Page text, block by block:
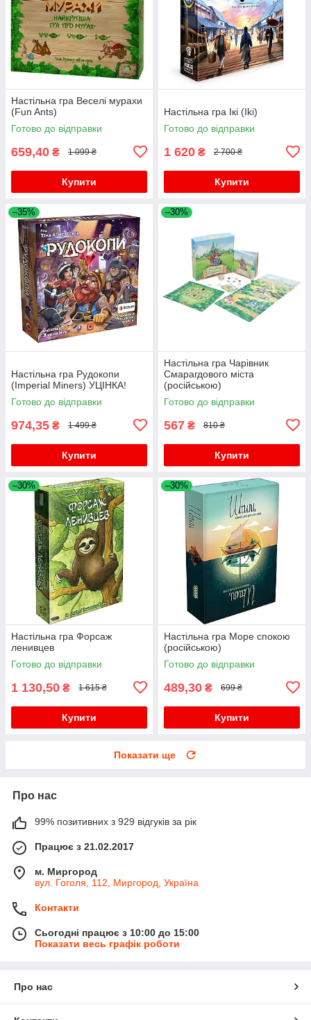
Настільна гра Веселі мурахи
(Fun Ants)
Готово до відправки
659,40 ₴ 1 099 ₴
Купити
Настільна гра Ікі (Iki)
Готово до відправки
1 620 ₴ 2 700 ₴
Купити
–35%
Настільна гра Рудокопи
(Imperial Miners) УЦІНКА!
Готово до відправки
974,35 ₴ 1 499 ₴
Купити
–30%
Настільна гра Чарівник
Смарагдового міста
(російською)
Готово до відправки
567 ₴ 810 ₴
Купити
–30%
Настільна гра Форсаж
ленивцев
Готово до відправки
1 130,50 ₴ 1 615 ₴
Купити
–30%
Настільна гра Море спокою
(російською)
Готово до відправки
489,30 ₴ 699 ₴
Купити
Показати ще
Про нас
99% позитивних з 929 відгуків за рік
Працює з 21.02.2017
м. Миргород
вул. Гоголя, 112, Миргород, Україна
Контакти
Сьогодні працює з 10:00 до 15:00
Показати весь графік роботи
Про нас